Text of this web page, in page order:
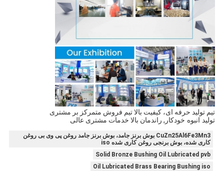
تیم تولید حرفه ای، کیفیت بالا تیم فروش متمرکز بر مشتری
تولید انبوه خودکار , راندمان بالا خدمات مشتری عالی
CuZn25Al6Fe3Mn3 بوش برنز جامد، بوش برنز جامد روغن پی وی بی روغن
کاری شده، بوش برنجی روغن کاری شده iso
Solid Bronze Bushing Oil Lubricated pvb
Oil Lubricated Brass Bearing Bushing iso